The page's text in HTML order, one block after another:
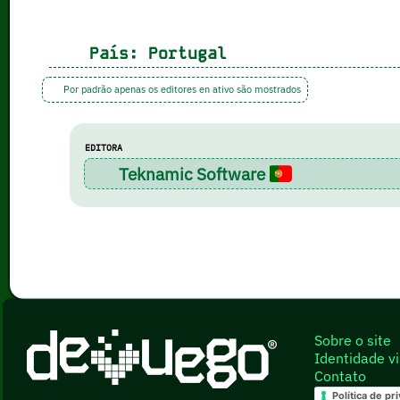
País: Portugal
Por padrão apenas os editores en ativo são mostrados
EDITORA
Teknamic Software
Sobre o site
Identidade
Contato
Política de